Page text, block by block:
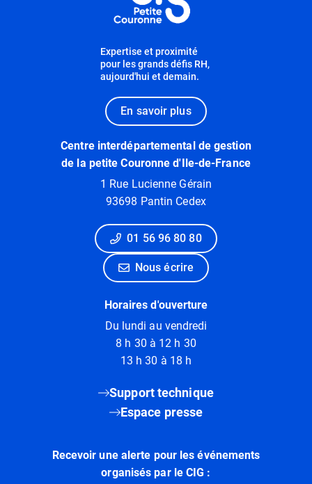
Expertise et proximité
pour les grands défis RH,
aujourd'hui et demain.
En savoir plus
Centre interdépartemental de gestion
de la petite Couronne d'Ile-de-France
1 Rue Lucienne Gérain
93698 Pantin Cedex
01 56 96 80 80
Nous écrire
Horaires d'ouverture
Du lundi au vendredi
8 h 30 à 12 h 30
13 h 30 à 18 h
Support technique
Espace presse
Recevoir une alerte pour les événements
organisés par le CIG :